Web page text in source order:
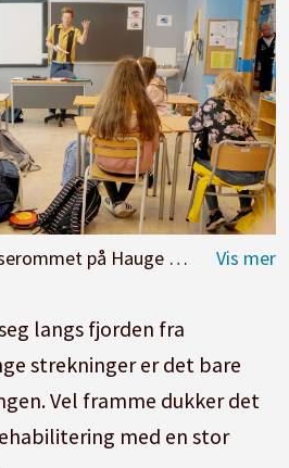
Et hav av forskjell fra å jobbe i Osloskolen.
langs fjorden fra
strekninger er det bare
Vel framme dukker det
med en stor